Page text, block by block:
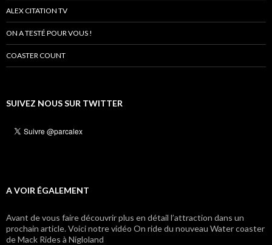
ALEX CITATION TV
ON A TESTÉ POUR VOUS !
COASTER COUNT
SUIVEZ NOUS SUR TWITTER
A VOIR ÉGALEMENT
Avant de vous faire découvrir plus en détail l’attraction dans un
prochain article. Voici notre vidéo On ride du nouveau Water coaster
de Mack Rides à Nigloland